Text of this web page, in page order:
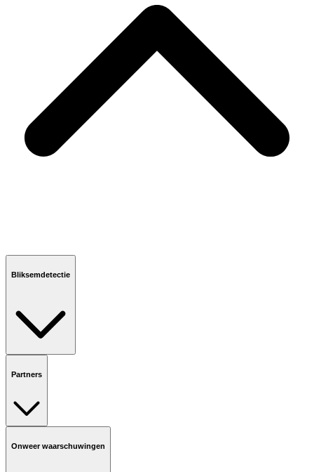
Bliksemdetectie
Partners
Onweer waarschuwingen